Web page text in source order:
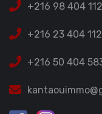
+216 98 404 112
+216 23 404 112
+216 50 404